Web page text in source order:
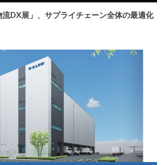
流DX展」、サプライチェーン全体の最適化